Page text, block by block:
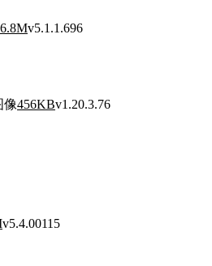
v5.1.1.696
像456KBv1.20.3.76
v5.4.00115